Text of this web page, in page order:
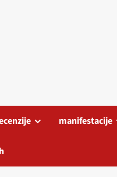
manifestacije